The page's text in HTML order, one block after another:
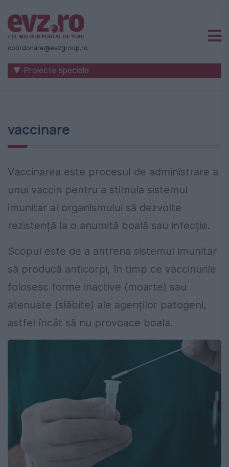
Știri
naționale
internaționale
-
Evenimentul
Zilei
coordonare@evzgroup.ro
▼ Proiecte speciale
vaccinare
Vaccinarea este procesul de administrare a
unui vaccin pentru a stimula sistemul
imunitar al organismului să dezvolte
rezistență la o anumită boală sau infecție.
Scopul este de a antrena sistemul imunitar
să producă anticorpi, în timp ce vaccinurile
folosesc forme inactive (moarte) sau
atenuate (slăbite) ale agenților patogeni,
astfel încât să nu provoace boala.